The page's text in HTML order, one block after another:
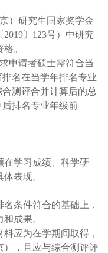
）研究生国家奖学金
2019〕123号） 中研究
。
申请者硕士需符合当
排名在当学年排名专业
测评合并计算后的总
后排名专业年级前
在学习成绩、科学研
表现。
条件符合的基础上，
成果。
应为在学期间取得，
），且应与综合测评评